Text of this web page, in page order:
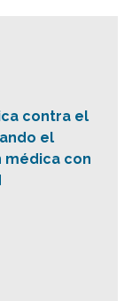
contra el
el
con